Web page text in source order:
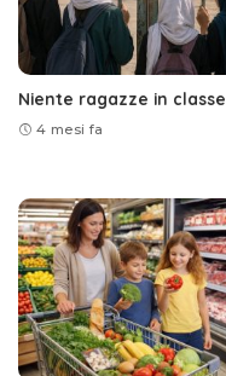
Niente ragazze in classe
4 mesi fa